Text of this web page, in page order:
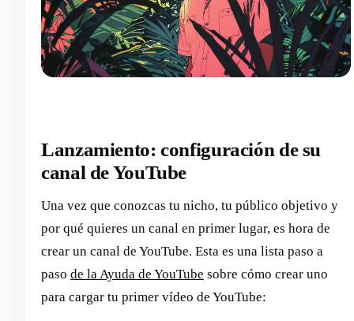
Lanzamiento: configuración de su
canal de YouTube
Una vez que conozcas tu nicho, tu público objetivo y
por qué quieres un canal en primer lugar, es hora de
crear un canal de YouTube. Esta es una lista paso a
paso de la Ayuda de YouTube sobre cómo crear uno
para cargar tu primer vídeo de YouTube: